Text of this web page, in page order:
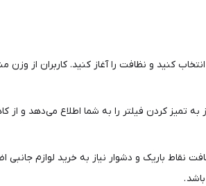
کنید و نظافت را آغاز کنید. کاربران از
به تمیز کردن فیلتر را به شما اطلاع می‌دهد و
باریک و دشوار نیاز به خرید لوازم جانبی
.